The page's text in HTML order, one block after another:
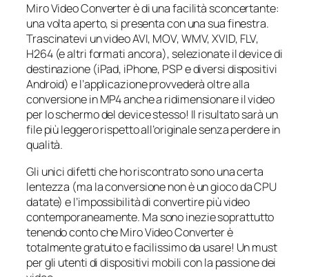
Miro Video Converter è di una facilità sconcertante:
una volta aperto, si presenta con una sua finestra.
Trascinatevi un video AVI, MOV, WMV, XVID, FLV,
H264 (e altri formati ancora), selezionate il device di
destinazione (iPad, iPhone, PSP e diversi dispositivi
Android) e l’applicazione provvederà oltre alla
conversione in MP4 anche a ridimensionare il video
per lo schermo del device stesso! Il risultato sarà un
file più leggero rispetto all’originale senza perdere in
qualità.
Gli unici difetti che ho riscontrato sono una certa
lentezza (ma la conversione non è un gioco da CPU
datate) e l’impossibilità di convertire più video
contemporaneamente. Ma sono inezie soprattutto
tenendo conto che Miro Video Converter è
totalmente gratuito e facilissimo da usare! Un must
per gli utenti di dispositivi mobili con la passione dei